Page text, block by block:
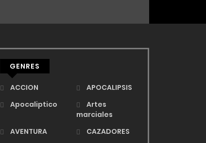
GENRES
ACCION
APOCALIPSIS
Apocaliptico
Artes
marciales
AVENTURA
CAZADORES